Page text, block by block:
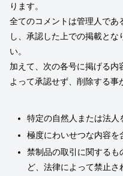
ります。
全てのコメントは管理人であ
し、承認した上での掲載とな
い。
加えて、次の各号に掲げる内
よって承認せず、削除する事
特定の自然人または法人
極度にわいせつな内容を
禁制品の取引に関するも
ど、法律によって禁止